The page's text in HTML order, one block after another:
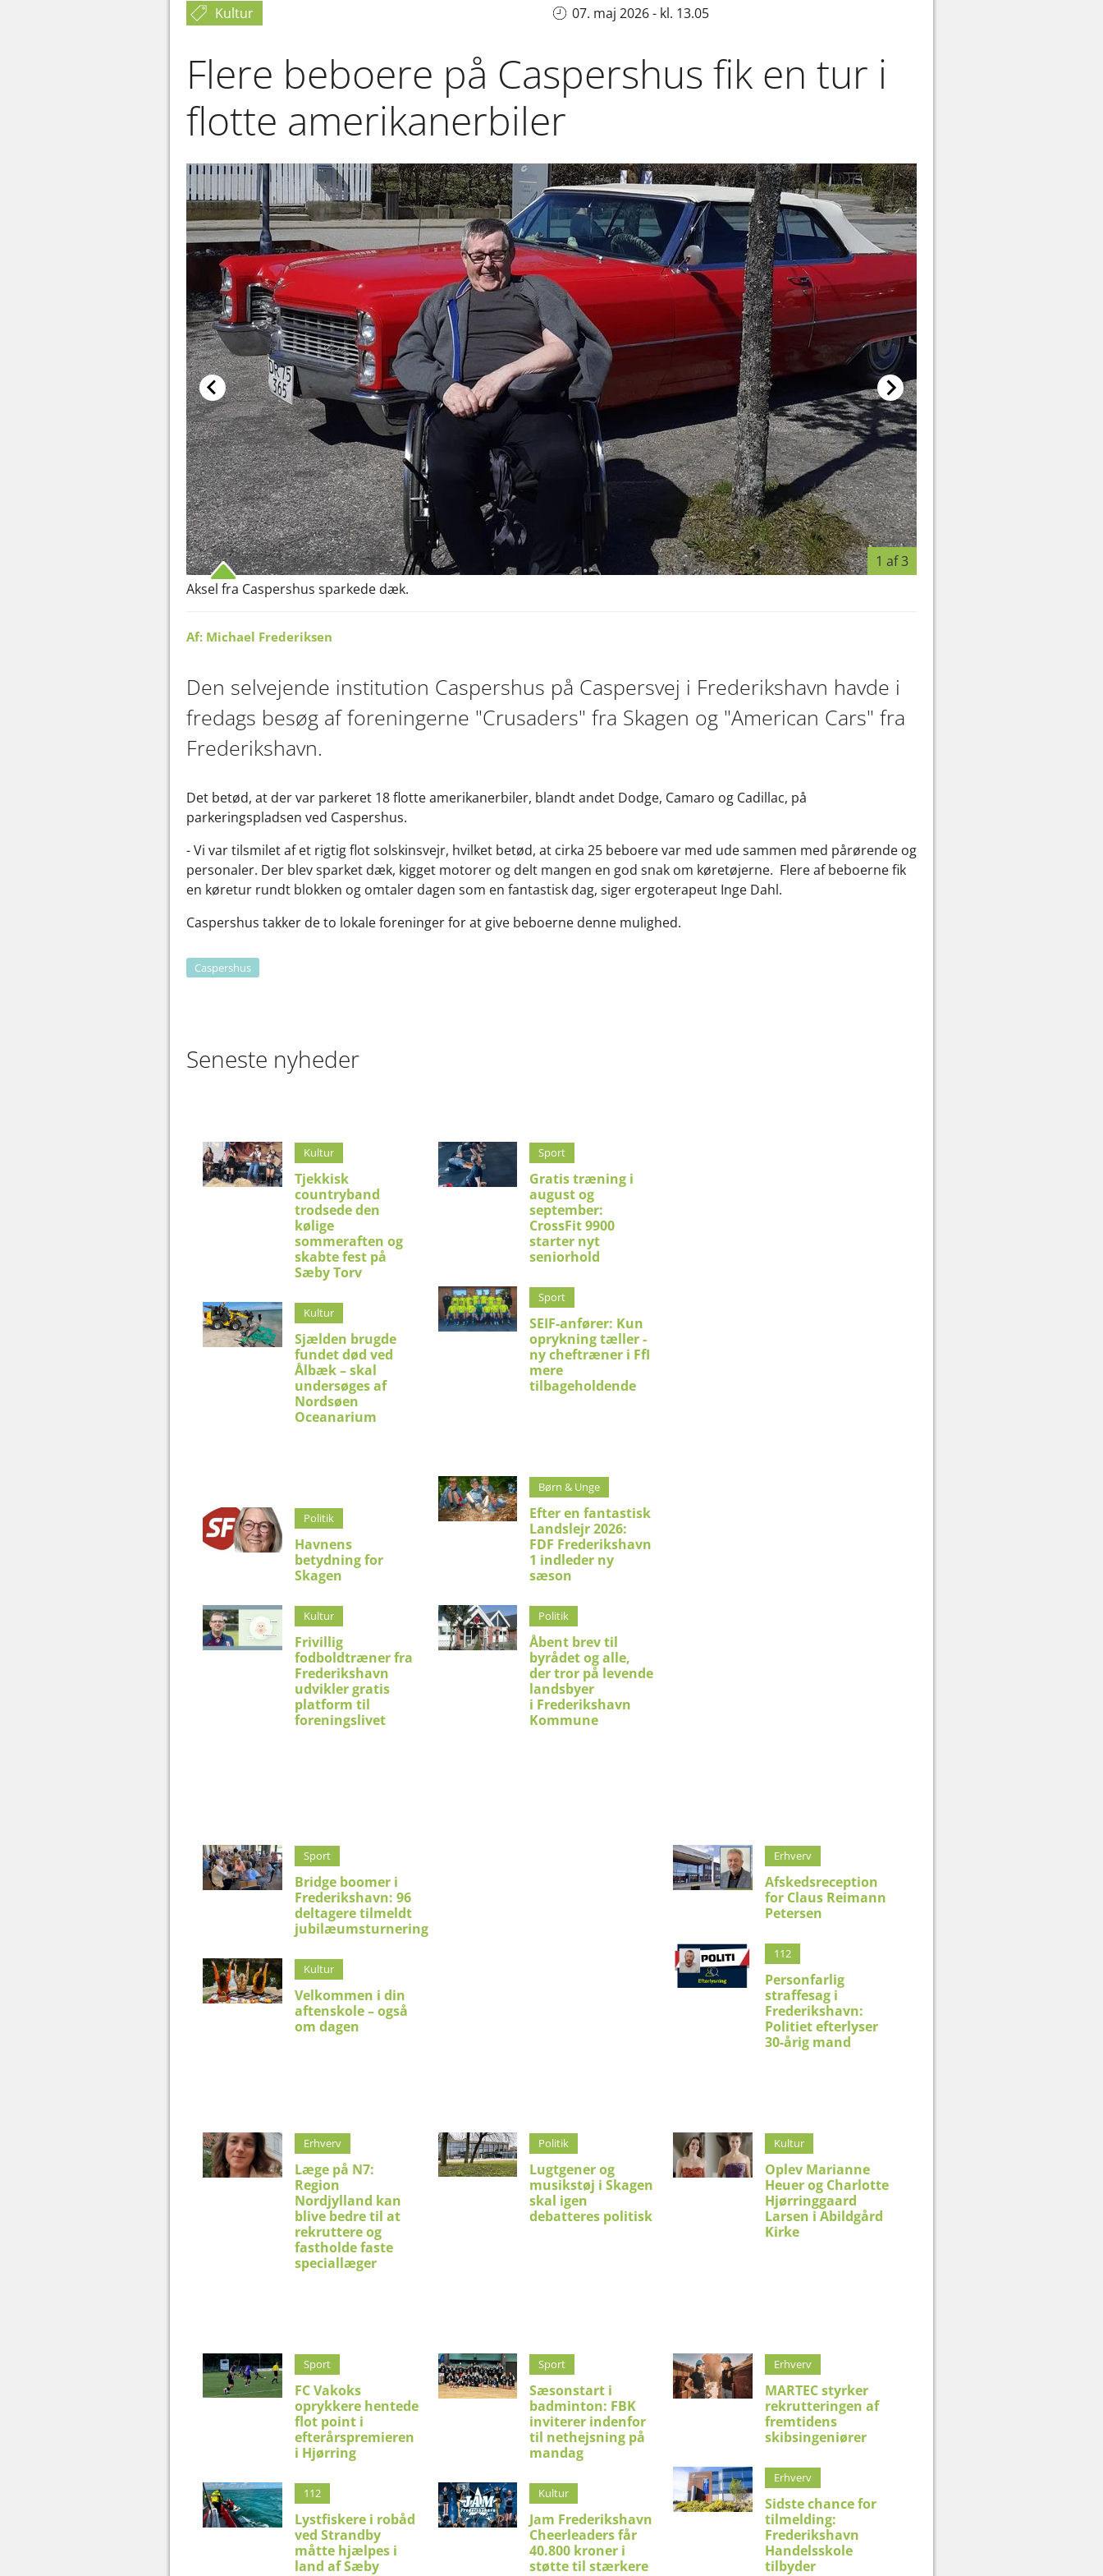
Kultur 07. maj 2026 - kl. 13.05
Flere beboere på Caspershus fik en tur i
flotte amerikanerbiler
1 af 3
Aksel fra Caspershus sparkede dæk.
Af: Michael Frederiksen
Den selvejende institution Caspershus på Caspersvej i Frederikshavn havde i
fredags besøg af foreningerne "Crusaders" fra Skagen og "American Cars" fra
Frederikshavn.
Det betød, at der var parkeret 18 flotte amerikanerbiler, blandt andet Dodge, Camaro og Cadillac, på
parkeringspladsen ved Caspershus.
- Vi var tilsmilet af et rigtig flot solskinsvejr, hvilket betød, at cirka 25 beboere var med ude sammen med pårørende og
personaler. Der blev sparket dæk, kigget motorer og delt mangen en god snak om køretøjerne. Flere af beboerne fik
en køretur rundt blokken og omtaler dagen som en fantastisk dag, siger ergoterapeut Inge Dahl.
Caspershus takker de to lokale foreninger for at give beboerne denne mulighed.
Caspershus
Seneste nyheder
Kultur
Tjekkisk
countryband
trodsede den
kølige
sommeraften og
skabte fest på
Sæby Torv
Kultur
Sjælden brugde
fundet død ved
Ålbæk – skal
undersøges af
Nordsøen
Oceanarium
Politik
Havnens
betydning for
Skagen
Kultur
Frivillig
fodboldtræner fra
Frederikshavn
udvikler gratis
platform til
foreningslivet
Sport
Gratis træning i
august og
september:
CrossFit 9900
starter nyt
seniorhold
Sport
SEIF-anfører: Kun
oprykning tæller -
ny cheftræner i FfI
mere
tilbageholdende
Børn & Unge
Efter en fantastisk
Landslejr 2026:
FDF Frederikshavn
1 indleder ny
sæson
Politik
Åbent brev til
byrådet og alle,
der tror på levende
landsbyer
i Frederikshavn
Kommune
Sport
Bridge boomer i
Frederikshavn: 96
deltagere tilmeldt
jubilæumsturnering
Kultur
Velkommen i din
aftenskole – også
om dagen
Erhverv
Afskedsreception
for Claus Reimann
Petersen
112
Personfarlig
straffesag i
Frederikshavn:
Politiet efterlyser
30-årig mand
Erhverv
Læge på N7:
Region
Nordjylland kan
blive bedre til at
rekruttere og
fastholde faste
speciallæger
Politik
Lugtgener og
musikstøj i Skagen
skal igen
debatteres politisk
Kultur
Oplev Marianne
Heuer og Charlotte
Hjørringgaard
Larsen i Abildgård
Kirke
Sport
FC Vakoks
oprykkere hentede
flot point i
efterårspremieren
i Hjørring
112
Lystfiskere i robåd
ved Strandby
måtte hjælpes i
land af Sæby
Sport
Sæsonstart i
badminton: FBK
inviterer indenfor
til nethejsning på
mandag
Kultur
Jam Frederikshavn
Cheerleaders får
40.800 kroner i
støtte til stærkere
Erhverv
MARTEC styrker
rekrutteringen af
fremtidens
skibsingeniører
Erhverv
Sidste chance for
tilmelding:
Frederikshavn
Handelsskole
tilbyder